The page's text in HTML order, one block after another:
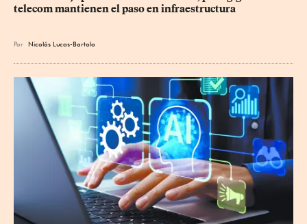
telecom mantienen el paso en infraestructura
Por Nicolás Lucas-Bartolo